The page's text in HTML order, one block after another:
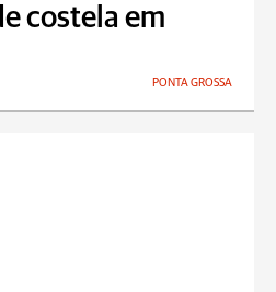
costela em
PONTA GROSSA